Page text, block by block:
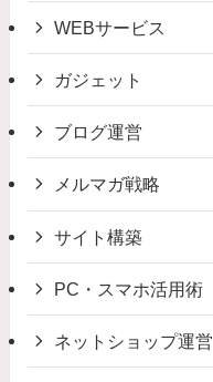
WEBサービス
ガジェット
ブログ運営
メルマガ戦略
サイト構築
PC・スマホ活用術
ネットショップ運営